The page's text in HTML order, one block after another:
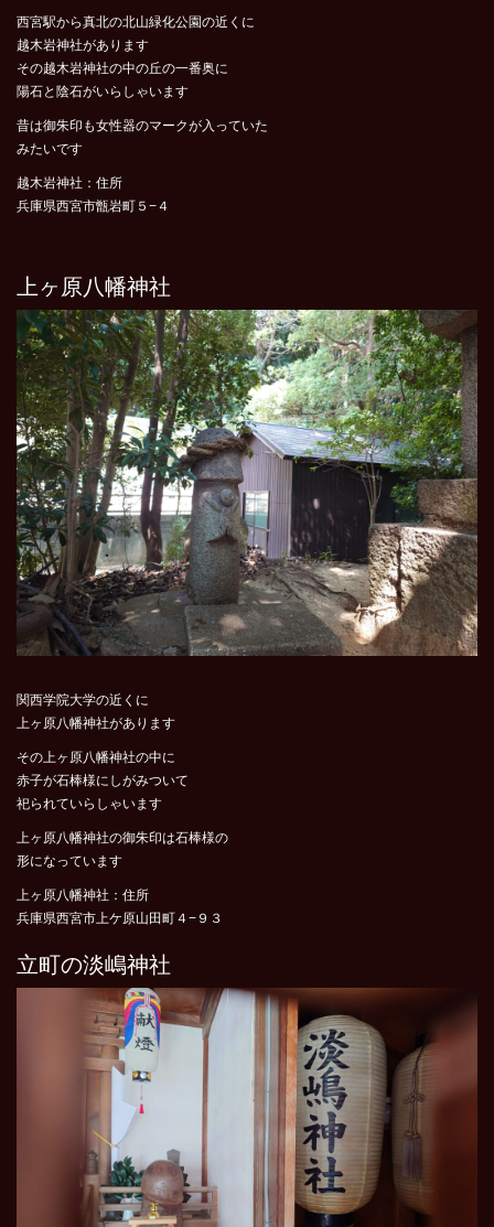
西宮駅から真北の北山緑化公園の近くに
越木岩神社があります
その越木岩神社の中の丘の一番奥に
陽石と陰石がいらしゃいます
昔は御朱印も女性器のマークが入っていた
みたいです
越木岩神社：住所
兵庫県西宮市甑岩町５−４
上ヶ原八幡神社
関西学院大学の近くに
上ヶ原八幡神社があります
その上ヶ原八幡神社の中に
赤子が石棒様にしがみついて
祀られていらしゃいます
上ヶ原八幡神社の御朱印は石棒様の
形になっています
上ヶ原八幡神社：住所
兵庫県西宮市上ケ原山田町４−９３
立町の淡嶋神社